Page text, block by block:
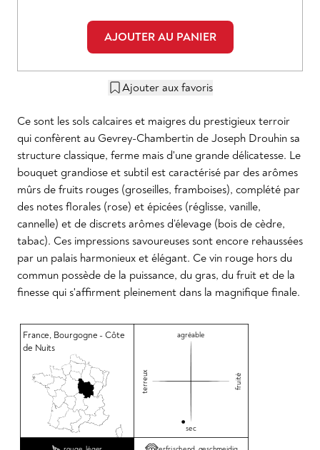
AJOUTER AU PANIER
Ajouter aux favoris
Ce sont les sols calcaires et maigres du prestigieux terroir
qui confèrent au Gevrey-Chambertin de Joseph Drouhin sa
structure classique, ferme mais d'une grande délicatesse. Le
bouquet grandiose et subtil est caractérisé par des arômes
mûrs de fruits rouges (groseilles, framboises), complété par
des notes florales (rose) et épicées (réglisse, vanille,
cannelle) et de discrets arômes d’élevage (bois de cèdre,
tabac). Ces impressions savoureuses sont encore rehaussées
par un palais harmonieux et élégant. Ce vin rouge hors du
commun possède de la puissance, du gras, du fruit et de la
finesse qui s'affirment pleinement dans la magnifique finale.
France, Bourgogne - Côte
de Nuits
agréable
terreux fruité
sec